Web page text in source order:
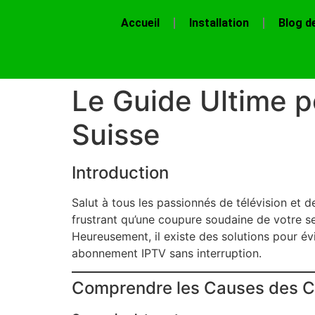
Accueil Installation Blog
Le Guide Ultime
Suisse
Introduction
Salut à tous les passionnés de télévision et
frustrant qu’une coupure soudaine de votre
Heureusement, il existe des solutions pour
abonnement IPTV sans interruption.
Comprendre les Causes des